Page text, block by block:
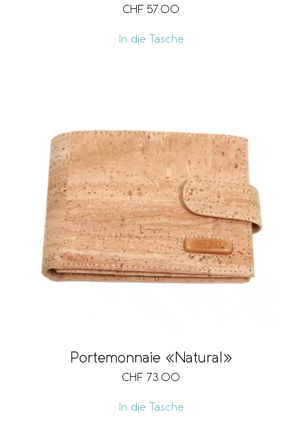
CHF 57.00
In die Tasche
Portemonnaie «Natural»
CHF 73.00
In die Tasche